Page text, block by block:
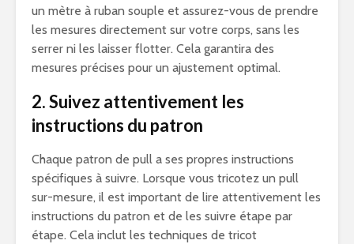
un mètre à ruban souple et assurez-vous de prendre
les mesures directement sur votre corps, sans les
serrer ni les laisser flotter. Cela garantira des
mesures précises pour un ajustement optimal.
2. Suivez attentivement les
instructions du patron
Chaque patron de pull a ses propres instructions
spécifiques à suivre. Lorsque vous tricotez un pull
sur-mesure, il est important de lire attentivement les
instructions du patron et de les suivre étape par
étape. Cela inclut les techniques de tricot